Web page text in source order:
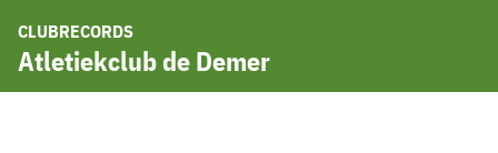
CLUBRECORDS
Atletiekclub de Demer